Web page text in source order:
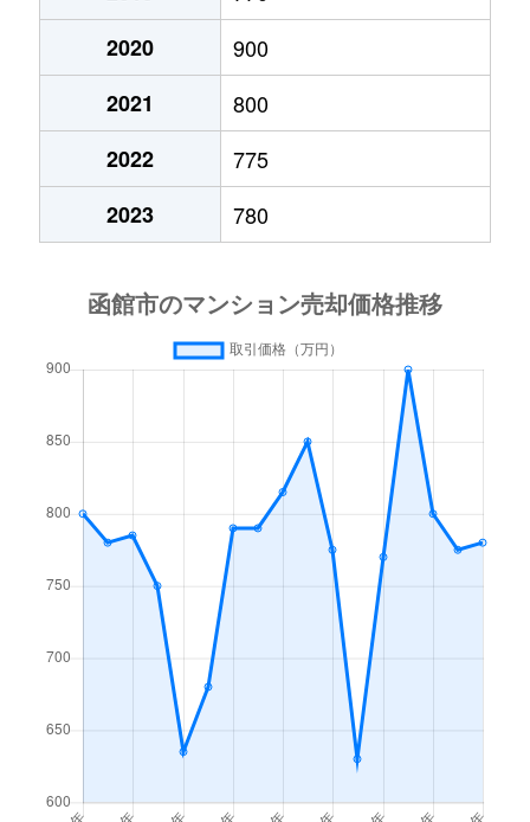
宮前町
180万円
2,200万円
梁川町
2,200万円
梁川町
2,300万円
五稜郭公園前
3,500万円 函館
湯川町
函館
湯川町
函館
1,700万円 湯の川
530万円 湯の川
520万円 湯の川
湯川町
1,300万円
湯川町
790万円 湯の川 徒歩6
2020
900
2021
800
2022
775
2023
780